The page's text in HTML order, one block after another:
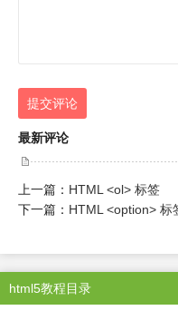
提交评论
最新评论
上一篇： HTML <ol> 标签
下一篇： HTML <option> 标
html5教程目录